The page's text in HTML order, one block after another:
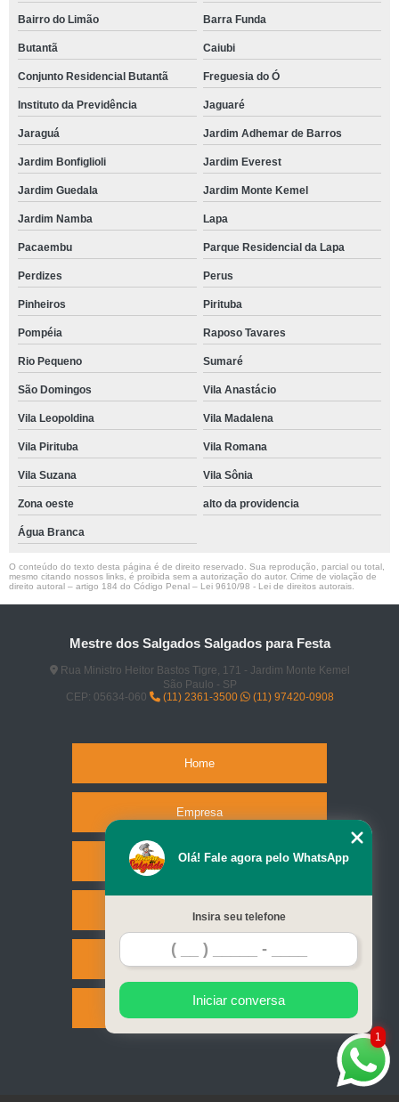
Bairro do Limão Barra Funda
Butantã Caiubi
Conjunto Residencial Butantã Freguesia do Ó
Instituto da Previdência Jaguaré
Jaraguá Jardim Adhemar de Barros
Jardim Bonfiglioli Jardim Everest
Jardim Guedala Jardim Monte Kemel
Jardim Namba Lapa
Pacaembu Parque Residencial da Lapa
Perdizes Perus
Pinheiros Pirituba
Pompéia Raposo Tavares
Rio Pequeno Sumaré
São Domingos Vila Anastácio
Vila Leopoldina Vila Madalena
Vila Pirituba Vila Romana
Vila Suzana Vila Sônia
Zona oeste alto da providencia
Água Branca
O conteúdo do texto desta página é de direito reservado. Sua reprodução, parcial ou total,
mesmo citando nossos links, é proibida sem a autorização do autor. Crime de violação de
direito autoral – artigo 184 do Código Penal – Lei 9610/98 - Lei de direitos autorais
Mestre dos Salgados Salgados para Festa
Rua Ministro Heitor Bastos Tigre, 171 - Jardim Monte Kemel
São Paulo - SP
CEP: 05634-060
(11) 2361-3500 (11) 97420-0908
Home
Empresa
Missão
Serviços
Contato
Mapa do site
1
Olá! Fale agora pelo WhatsApp
Insira seu telefone
Iniciar conversa